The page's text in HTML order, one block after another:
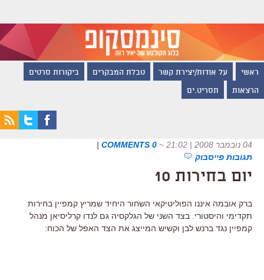
ראשי על אודות/יצירת קשר טבלת המבקרים ביקורות סרטים
הרצאות תסריט.ים
04 נובמבר 2008 | 21:02 ~
0 COMMENTS
|
תגובות פייסבוק
יום בחירות 10
ברק אובמה איננו הפוליטיקאי השחור היחיד שמריץ קמפיין בחירות
תקדימי והיסטורי. בצד השני של הגלקסיה גם לנדו קרליסיאן מנהל
קמפיין נגד ברנש לבן וקשיש המייצג את הצד האפל של הכוח: